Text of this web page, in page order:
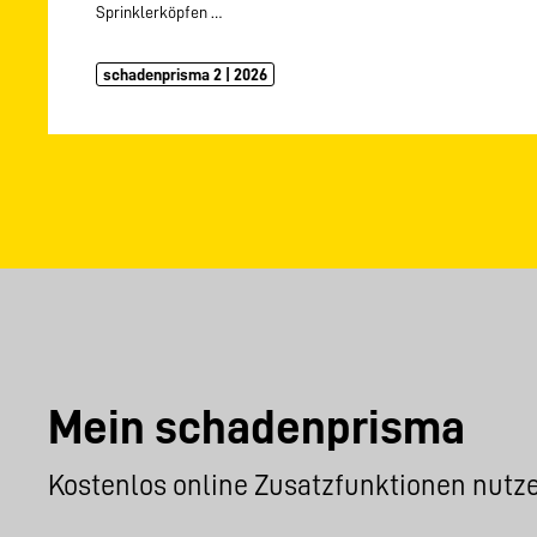
Sprinklerköpfen …
schadenprisma 2 | 2026
Mein schadenprisma
Kostenlos online Zusatzfunktionen